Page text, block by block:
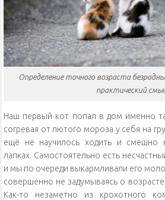
Определение точного возраста
практический
Наш первый кот попал в дом именно
согревая от лютого мороза у себя на
ещё не научилось ходить и смешно
лапках. Самостоятельно есть
и мы по очереди выкармливали его
совершенно не задумываясь о
Как-то незаметно из крохотного